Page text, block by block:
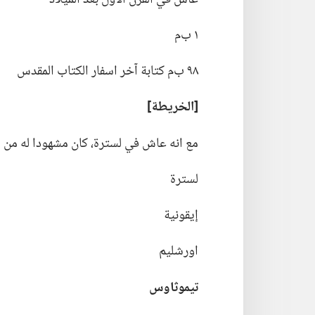
١ ب‌م
٩٨ ب‌م كتابة آخر اسفار الكتاب المقدس
‏[الخريطة]‏
مع انه عاش في لسترة،‏ كان مشهودا له من
لسترة
إيقونية
اورشليم
تيموثاوس